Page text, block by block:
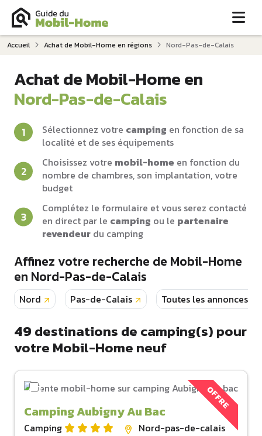
Accueil Achat de Mobil-Home en régions Nord-Pas-de-Calais
Achat de Mobil-Home en
Nord-Pas-de-Calais
Sélectionnez votre camping en fonction de sa
localité et de ses équipements
Choisissez votre mobil-home en fonction du
nombre de chambres, son implantation, votre
budget
Complétez le formulaire et vous serez contacté
en direct par le camping ou le partenaire
revendeur du camping
Affinez votre recherche de Mobil-Home
en Nord-Pas-de-Calais
Nord Pas-de-Calais Toutes les annonces
49 destinations de camping(s) pour
votre Mobil-Home neuf
OFFRE
Camping Aubigny Au Bac
Camping
Nord-pas-de-calais